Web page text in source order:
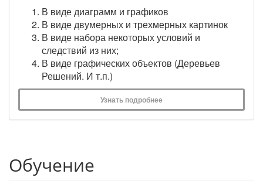
В виде диаграмм и графиков
В виде двумерных и трехмерных картинок
В виде набора некоторых условий и
следствий из них;
В виде графических объектов (Деревьев
Решений. И т.п.)
Узнать подробнее
Обучение